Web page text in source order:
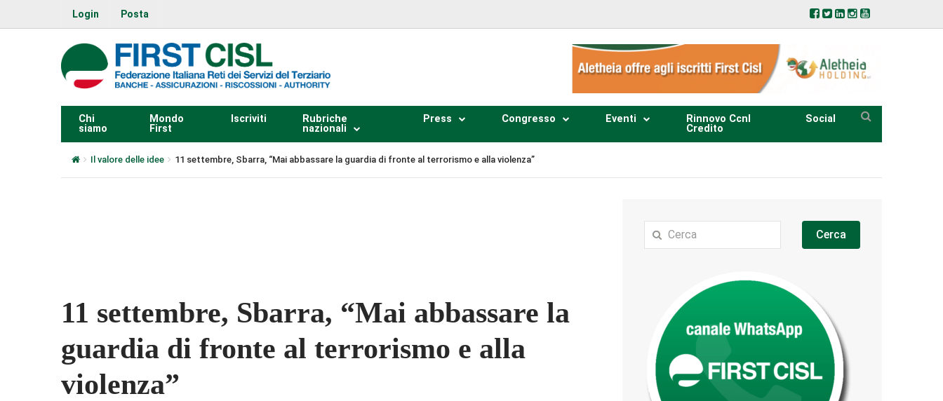
Login Posta
Chi
siamo
Mondo
First
Iscriviti
Rubriche
nazionali
Press Congresso Eventi
Rinnovo Ccnl
Credito
Social
Il valore delle idee 11 settembre, Sbarra, “Mai abbassare la guardia di fronte al terrorismo e alla violenza”
11 settembre, Sbarra, “Mai abbassare la
guardia di fronte al terrorismo e alla
violenza”
Cerca